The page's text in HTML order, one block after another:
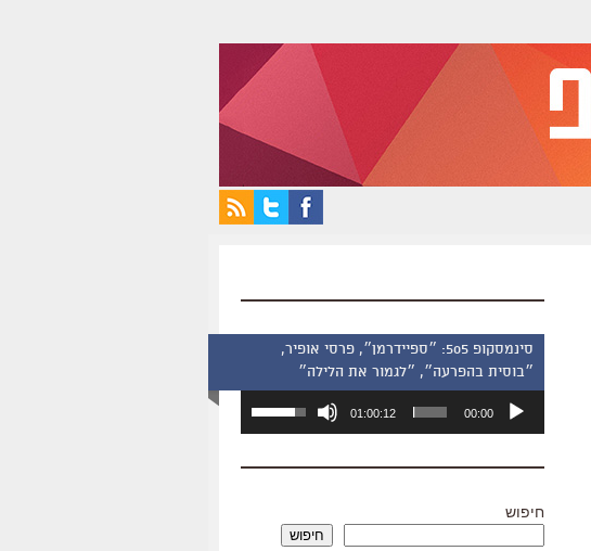
סינמסקופ 505: ״ספיידרמן״, פרסי אופיר,
״בוסית בהפרעה״, ״לגמור את הלילה״
אודיו
00:00
01:00:12
השתמש
כדי
חיפוש
חיפוש